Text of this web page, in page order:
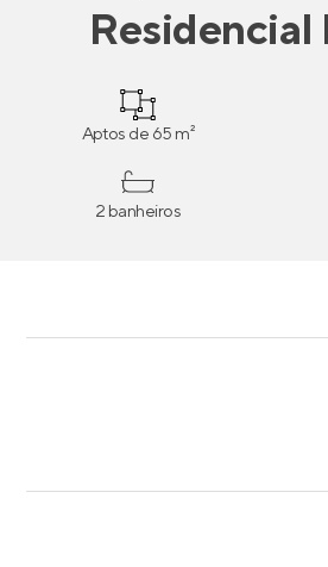
Residencial
Aptos de 65 m²
2 banheiros